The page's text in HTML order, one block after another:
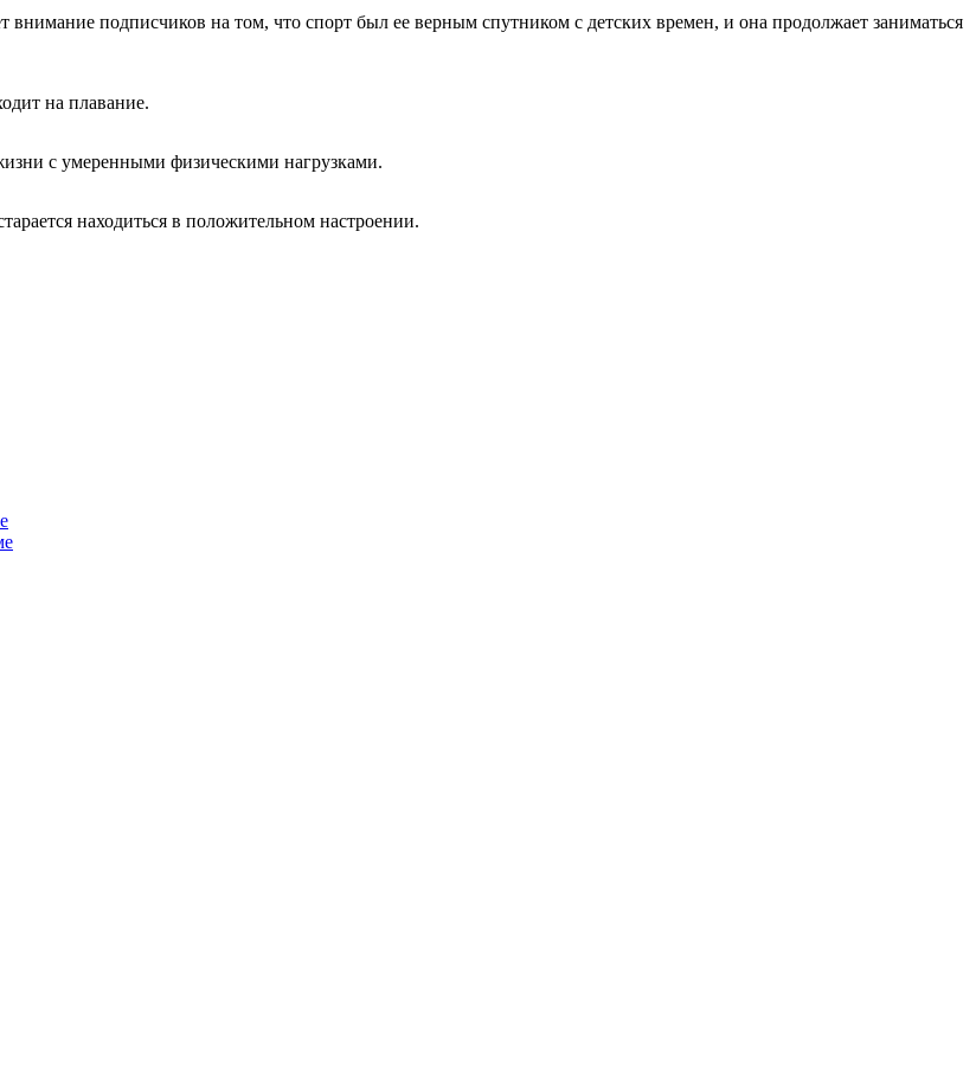
подписчиков на том, что спорт был ее верным спутником с детских времен, и она продолжает заниматься
на плавание.
с умеренными физическими нагрузками.
находиться в положительном настроении.